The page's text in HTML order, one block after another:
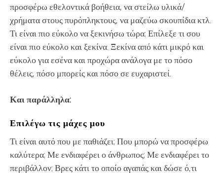
προσφέρω εθελοντικά βοήθεια, να στείλω υλικά/
χρήματα στους πυρόπληκτους, να μαζεύω σκουπίδια κτλ.
Τι είναι πιο εύκολο να ξεκινήσω τώρα; Επίλεξε τι σου
είναι πιο εύκολο και ξεκίνα. Ξεκίνα από κάτι μικρό και
εύκολο για εσένα και προχώρα ανάλογα με το πόσο
θέλεις, πόσο μπορείς και πόσο σε ευχαριστεί.
Και παράλληλα:
Επιλέγω τις μάχες μου
Τι είναι αυτό που με παθιάζει; Που μπορώ να προσφέρω
καλύτερα; Με ενδιαφέρει ο άνθρωπος; Με ενδιαφέρει το
περιβάλλον; Βρες κάτι το οποίο αγαπάς και δώσε ό,τι